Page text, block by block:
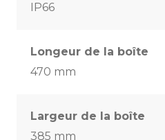
IP66
Longeur de la boîte
470 mm
Largeur de la boîte
385 mm